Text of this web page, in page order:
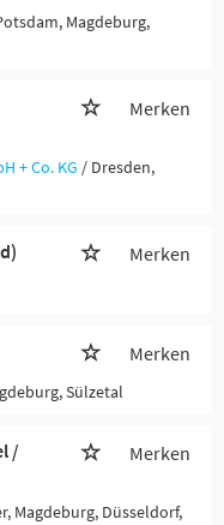
Magdeburg,
Merken
+ Co. KG / Dresden,
Merken
Merken
Sülzetal
/
Merken
Magdeburg, Düsseldorf,